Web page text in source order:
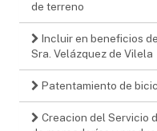
de terreno
Incluir en beneficios
Sra. Velázquez de Vilela
Patentamiento de
Creacion del Servicio